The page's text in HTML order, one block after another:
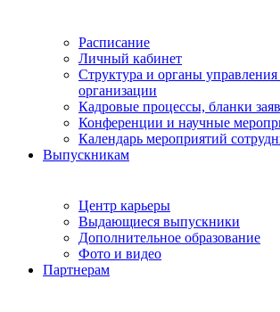
Расписание
Личный кабинет
Структура и органы управления
организации
Кадровые процессы, бланки
Конференции и научные
Календарь мероприятий
Выпускникам
Центр карьеры
Выдающиеся выпускники
Дополнительное образование
Фото и видео
Партнерам